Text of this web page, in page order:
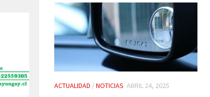
ACTUALIDAD /NOTICIAS ABRIL 24, 2025